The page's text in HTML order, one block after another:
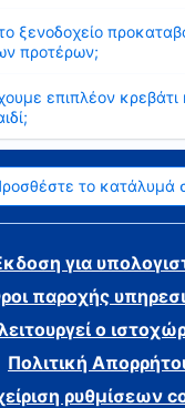
ξενοδοχείο
προτέρων;
επιπλέον κρεβάτι
το κατάλυμά
για
παροχής
ο
Πολιτική
ρυθμίσεων